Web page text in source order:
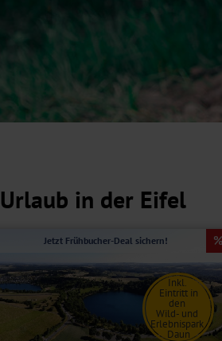
in der Eifel
Inkl.
Eintritt in
den
Wild- und
Erlebnispark
Daun
Jetzt Frühbucher-Deal sichern!